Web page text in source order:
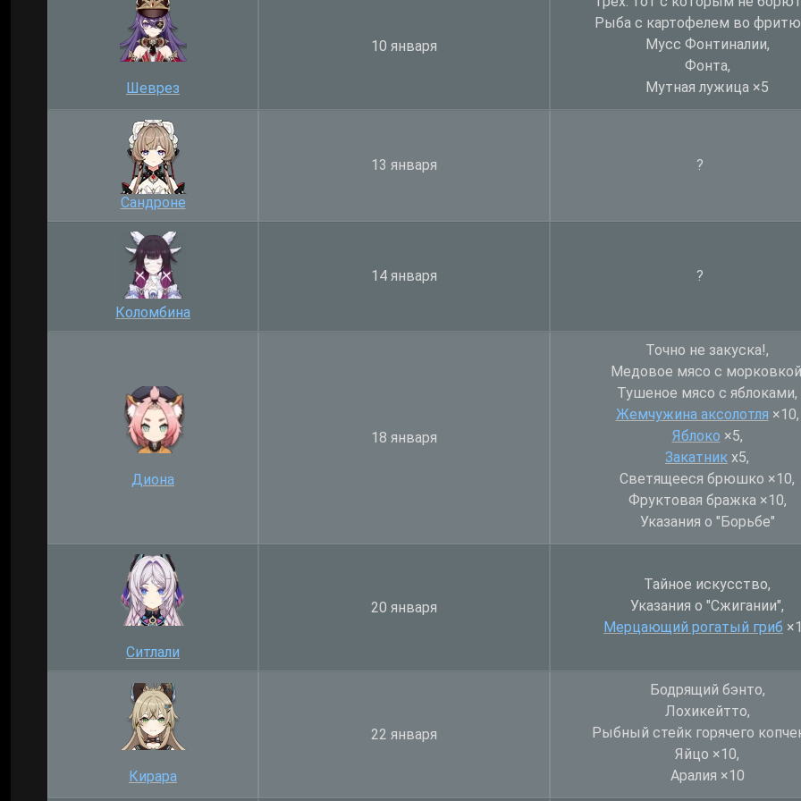
Шеврез
10 января
Рыба с картофелем во
Мусс Фонтиналии,
Фонта,
Мутная лужица ×5
Сандроне
13 января ?
Коломбина
14 января ?
Диона
18 января
Точно не закуска!,
Медовое мясо с
Тушеное мясо с яблоками,
Жемчужина аксолотля ×10,
Яблоко ×5,
Закатник х5,
Светящееся брюшко ×10,
Фруктовая бражка ×10,
Указания о "Борьбе"
Ситлали
20 января
Тайное искусство,
Указания о "Сжигании",
Мерцающий рогатый гриб
Кирара
22 января
Бодрящий бэнто,
Лохикейтто,
Рыбный стейк горячего
Яйцо ×10,
Аралия ×10